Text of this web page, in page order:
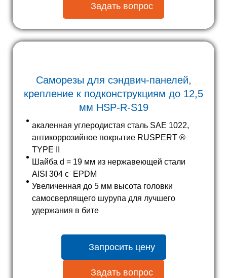
Задать вопрос
Саморезы для сэндвич-панелей,
крепление к подконструкциям до 12,5
мм HSP-R-S19
акаленная углеродистая сталь SAE 1022,
антикоррозийное покрытие RUSPERT ®
TYPE II
Шайба d = 19 мм из нержавеющей стали
AISI 304 c EPDM
Увеличенная до 5 мм высота головки
самосверлящего шурупа для лучшего
удержания в бите
Запросить цену
Задать вопрос